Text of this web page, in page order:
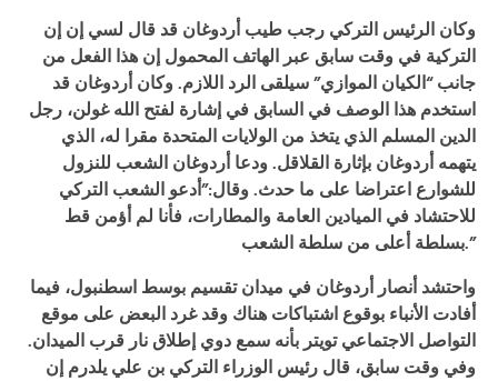
وكان الرئيس التركي رجب طيب أردوغان قد قال لسي إن إن
التركية في وقت سابق عبر الهاتف المحمول إن هذا الفعل من
جانب “الكيان الموازي” سيلقى الرد اللازم. وكان أردوغان قد
استخدم هذا الوصف في السابق في إشارة لفتح الله غولن، رجل
الدين المسلم الذي يتخذ من الولايات المتحدة مقرا له، الذي
يتهمه أردوغان بإثارة القلاقل. ودعا أردوغان الشعب للنزول
للشوارع اعتراضا على ما حدث. وقال:”أدعو الشعب التركي
للاحتشاد في الميادين العامة والمطارات، فأنا لم أؤمن قط
بسلطة أعلى من سلطة الشعب.”
واحتشد أنصار أردوغان في ميدان تقسيم بوسط اسطنبول، فيما
أفادت الأنباء بوقوع اشتباكات هناك وقد غرد البعض على موقع
التواصل الاجتماعي تويتر بأنه سمع دوي إطلاق نار قرب الميدان.
وفي وقت سابق، قال رئيس الوزراء التركي بن علي يلدرم إن